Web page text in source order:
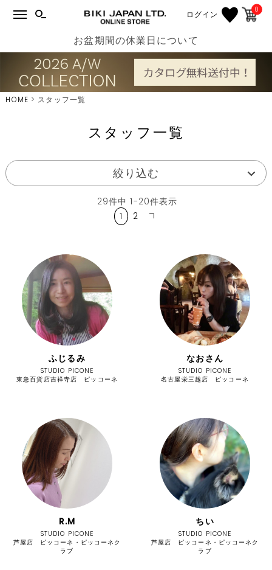
ログイン 0
お盆期間の休業日について
HOME スタッフ一覧
スタッフ一覧
絞り込む
29件中 1-20件表示
1
2
ふじるみ
STUDIO PICONE
東急百貨店吉祥寺店 ピッコーネ
なおさん
STUDIO PICONE
名古屋栄三越店 ピッコーネ
R.M
STUDIO PICONE
芦屋店 ピッコーネ・ピッコーネク
ラブ
ちい
STUDIO PICONE
芦屋店 ピッコーネ・ピッコーネク
ラブ